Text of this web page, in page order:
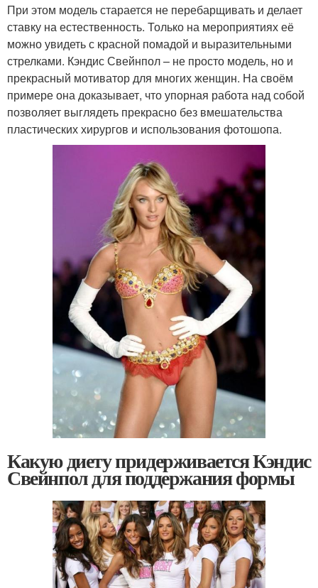
При этом модель старается не перебарщивать и делает
ставку на естественность. Только на мероприятиях её
можно увидеть с красной помадой и выразительными
стрелками. Кэндис Свейнпол – не просто модель, но и
прекрасный мотиватор для многих женщин. На своём
примере она доказывает, что упорная работа над собой
позволяет выглядеть прекрасно без вмешательства
пластических хирургов и использования фотошопа.
Какую диету придерживается Кэндис
Свейнпол для поддержания формы